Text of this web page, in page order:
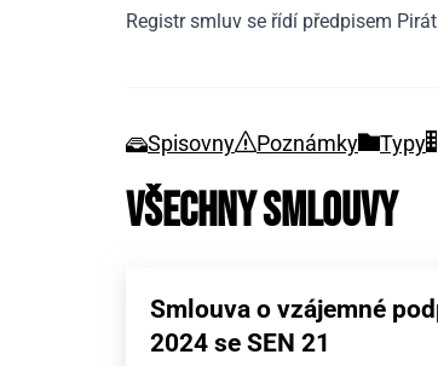
Registr smluv se řídí předpisem
Spisovny Poznámky Typy
Všechny smlouvy
Smlouva o vzájemné
2024 se SEN 21